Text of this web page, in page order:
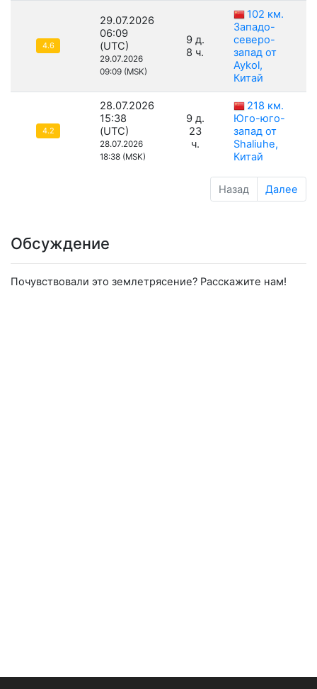
4.6
29.07.2026
06:09
(UTC)
29.07.2026
09:09 (MSK)
9 д.
8 ч.
102 км.
Западо-
северо-
запад от
Aykol,
Китай
4.2
28.07.2026
15:38
(UTC)
28.07.2026
18:38 (MSK)
9 д.
23
ч.
218 км.
Юго-юго-
запад от
Shaliuhe,
Китай
Назад Далее
Обсуждение
Почувствовали это землетрясение? Расскажите нам!